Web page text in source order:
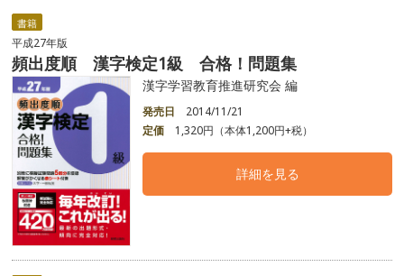
書籍
平成27年版
頻出度順 漢字検定1級 合格！問題集
漢字学習教育推進研究会 編
発売日
2014/11/21
定価
1,320円（本体1,200円+税）
詳細を見る